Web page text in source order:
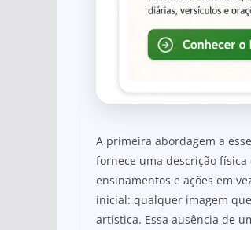
A primeira abordagem a
fornece uma descrição física
ensinamentos e ações em
inicial: qualquer imagem
artística. Essa ausência de